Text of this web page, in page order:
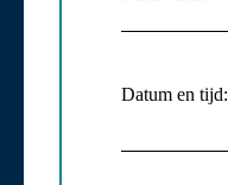
Datum en tijd: